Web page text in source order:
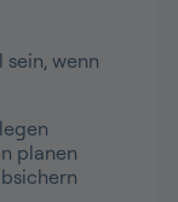
sein, wenn
planen